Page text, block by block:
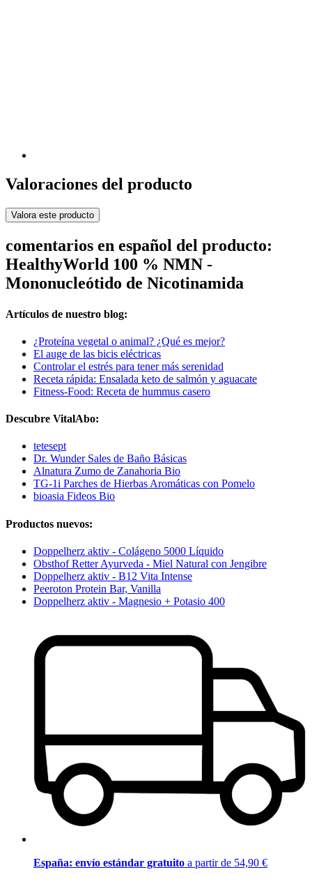
Valoraciones del producto
Valora este producto
comentarios en español del producto:
HealthyWorld 100 % NMN -
Mononucleótido de Nicotinamida
Artículos de nuestro blog:
¿Proteína vegetal o animal? ¿Qué es mejor?
El auge de las bicis eléctricas
Controlar el estrés para tener más serenidad
Receta rápida: Ensalada keto de salmón y aguacate
Fitness-Food: Receta de hummus casero
Descubre VitalAbo:
tetesept
Dr. Wunder Sales de Baño Básicas
Alnatura Zumo de Zanahoria Bio
TG-1i Parches de Hierbas Aromáticas con Pomelo
bioasia Fideos Bio
Productos nuevos:
Doppelherz aktiv - Colágeno 5000 Líquido
Obsthof Retter Ayurveda - Miel Natural con Jengibre
Doppelherz aktiv - B12 Vita Intense
Peeroton Protein Bar, Vanilla
Doppelherz aktiv - Magnesio + Potasio 400
España: envío estándar gratuito a partir de 54,90 €